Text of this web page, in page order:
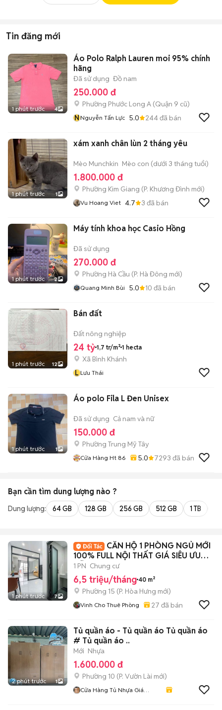
Tin đăng mới
1 phút trước 4
Áo Polo Ralph Lauren moi 95% chính
hãng
Đã sử dụng Đồ nam
250.000 đ
Phường Phước Long A (Quận 9 cũ)
NNguyễn Tấn Lực 5.0 244đã bán
1 phút trước 1
xám xanh chân lùn 2 tháng yêu
Mèo Munchkin Mèo con (dưới 3 tháng tuổi)
1.800.000 đ
Phường Kim Giang (P. Khương Đình mới)
Vu Hoang Viet 4.7 3 đã bán
1 phút trước 2
Máy tính khoa học Casio Hồng
Đã sử dụng
270.000 đ
Phường Hà Cầu (P. Hà Đông mới)
Quang Minh Bùi 5.0 10 đã bán
1 phút trước 12
Bán đất
Đất nông nghiệp
24 tỷ 1,7 tr/m² 1 hecta
Xã Bình Khánh
L Lưu Thái
1 phút trước 1
Áo polo Fila L Đen Unisex
Đã sử dụng Cả nam và nữ
150.000 đ
Phường Trung Mỹ Tây
Cửa Hàng Ht 86 5.0 7293 đã bán
Bạn cần tìm dung lượng nào ?
Dung lượng: 64 GB 128 GB 256 GB 512 GB 1 TB
1 phút trước 7
CĂN HỘ 1 PHÒNG NGỦ MỚI
100% FULL NỘI THẤT GIÁ SIÊU ƯU
ĐÃI
1 PN Chung cư
6,5 triệu/tháng 40 m²
Phường 15 (P. Hòa Hưng mới)
Vinh Cho Thuê Phòng 27 đã bán
2 phút trước 1
Tủ quần áo - Tủ quần áo Tủ quần áo
# Tủ quần áo ..
Mới Nhựa
1.600.000 đ
Phường 10 (P. Vườn Lài mới)
Cửa Hàng Tủ Nhựa Giá